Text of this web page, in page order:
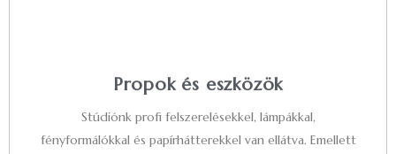
Propok és eszközök
Stúdiónk profi felszerelésekkel, lámpákkal,
fényformálókkal és papírhátterekkel van ellátva. Emellett